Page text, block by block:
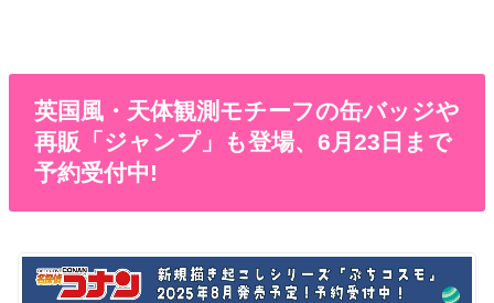
英国風・天体観測モチーフの缶バッジや
再販「ジャンプ」も登場、6月23日まで
予約受付中!